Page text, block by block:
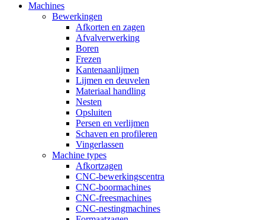
Machines
Bewerkingen
Afkorten en zagen
Afvalverwerking
Boren
Frezen
Kantenaanlijmen
Lijmen en deuvelen
Materiaal handling
Nesten
Opsluiten
Persen en verlijmen
Schaven en profileren
Vingerlassen
Machine types
Afkortzagen
CNC-bewerkingscentra
CNC-boormachines
CNC-freesmachines
CNC-nestingmachines